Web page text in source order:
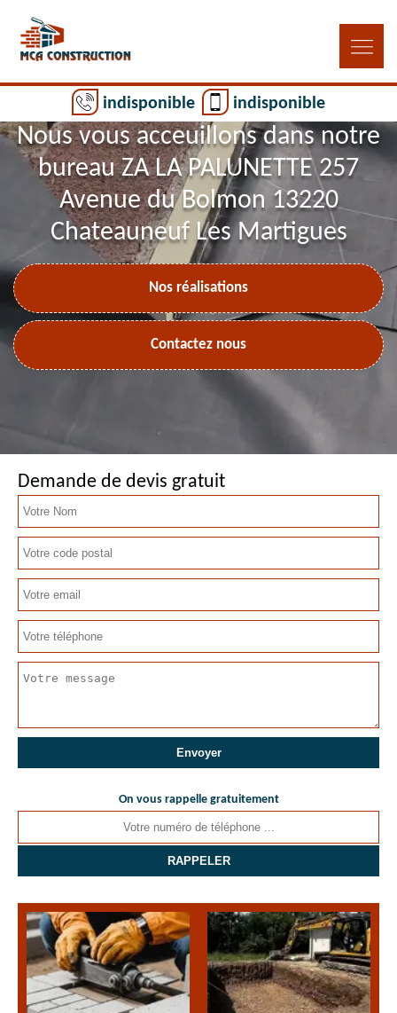
indisponible indisponible
Nous vous acceuillons dans notre
bureau ZA LA PALUNETTE 257
Avenue du Bolmon 13220
Chateauneuf Les Martigues
Nos réalisations
Contactez nous
Demande de devis gratuit
On vous rappelle gratuitement